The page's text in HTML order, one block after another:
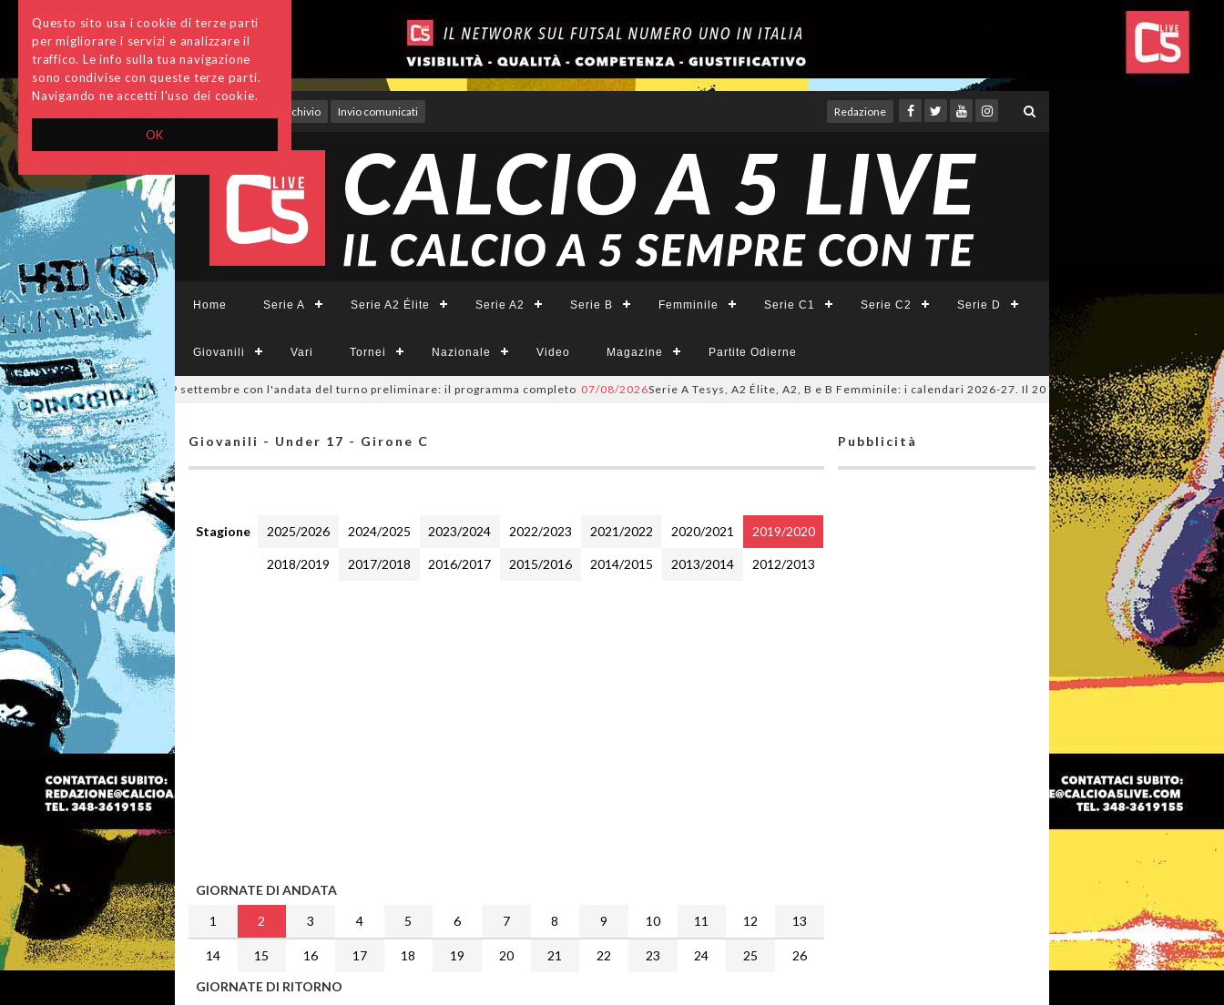
OK
Questo sito usa i cookie di terze parti
per migliorare i servizi e analizzare il
traffico. Le info sulla tua navigazione
sono condivise con queste terze parti.
Navigando ne accetti l'uso dei cookie.
Archivio Invio comunicati Redazione
Home Serie A Serie A2 Élite Serie A2 Serie B Femminile Serie C1 Serie C2 Serie D
Giovanili Vari Tornei Nazionale Video Magazine Partite Odierne
Divisione, si parte il 19 settembre con l'andata del turno preliminare: il programma completo 07/08/2026Serie A Tesys, A2 Élite, A2, B e B Femminile: i calendari 2026-27. Il 20 agosto la presentazione della Serie A
Giovanili - Under 17 - Girone C
Stagione 2025/2026 2024/2025 2023/2024 2022/2023 2021/2022 2020/2021 2019/2020
2018/2019 2017/2018 2016/2017 2015/2016 2014/2015 2013/2014 2012/2013
GIORNATE DI ANDATA
1
2 3 4 5 6 7 8 9 10 11 12 13
14 15 16 17 18 19 20 21 22 23 24 25
26
GIORNATE DI RITORNO
Pubblicità